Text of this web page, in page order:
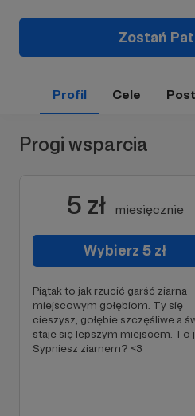
Zostań
Profil Cele
Progi wsparcia
5 zł miesięcznie
Wybierz 5 zł
Piątak to jak rzucić garść ziarna
miejscowym gołębiom. Ty się
cieszysz, gołębie szczęśliwe a
staje się lepszym miejscem. To
Sypniesz ziarnem? <3